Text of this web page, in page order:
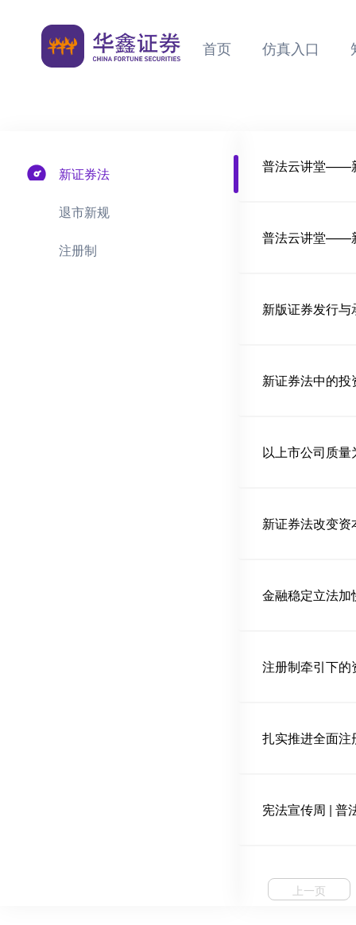
首页 仿真入口
新证券法
退市新规
注册制
普法云讲堂——
普法云讲堂——
新版证券发行
新证券法中的
以上市公司质
新证券法改变
金融稳定立法加
注册制牵引下的
扎实推进全面注
宪法宣传周 | 普
上一页